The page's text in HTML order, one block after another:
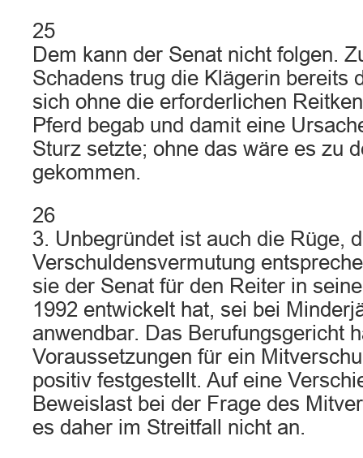
25
Dem kann der Senat nicht folgen.
Schadens trug die Klägerin bereits
sich ohne die erforderlichen
Pferd begab und damit eine
Sturz setzte; ohne das wäre es zu
gekommen.
26
3. Unbegründet ist auch die Rüge,
Verschuldensvermutung
sie der Senat für den Reiter in
1992 entwickelt hat, sei bei
anwendbar. Das Berufungsgericht
Voraussetzungen für ein
positiv festgestellt. Auf eine
Beweislast bei der Frage des
es daher im Streitfall nicht an.